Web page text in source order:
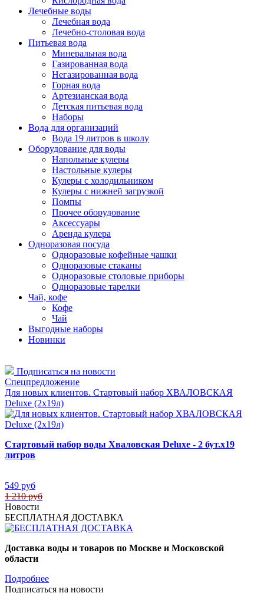
Лечебные воды
Лечебная вода
Лечебно-столовая вода
Питьевая вода
Минеральная вода
Газированная вода
Негазированная вода
Горная вода
Артезианская вода
Детская питьевая вода
Наборы
Вода для организаций
Вода 19 литров в школу
Оборудование для воды
Напольные кулеры
Настольные кулеры
Кулеры с холодильником
Кулеры с нижней загрузкой
Помпы
Прочее оборудование
Аксессуары
Аренда кулера
Одноразовая посуда
Одноразовые кофейные чашки
Одноразовые стаканы
Одноразовые столовые приборы
Одноразовые тарелки
Чай, кофе
Кофе
Чай
Выгодные наборы
Новинки
Подписаться на новости
Спецпредложение
Для новых клиентов. Стартовый набор ХВАЛОВСКАЯ
Deluxe (2х19л)
Стартовый набор воды Хваловская Deluxe - 2 бут.х19
литров
549 руб
1 210 руб
Новости
БЕСПЛАТНАЯ ДОСТАВКА
Доставка воды и товаров по Москве и Московской
области
Подробнее
Подписаться на новости